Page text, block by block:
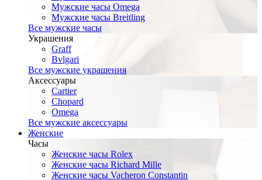
Мужские часы Omega
Мужские часы Breitling
Все мужские часы
Украшения
Graff
Bvlgari
Все мужские украшения
Аксессуары
Cartier
Chopard
Omega
Все мужские аксессуары
Женские
Часы
Женские часы Rolex
Женские часы Richard Mille
Женские часы Vacheron Constantin